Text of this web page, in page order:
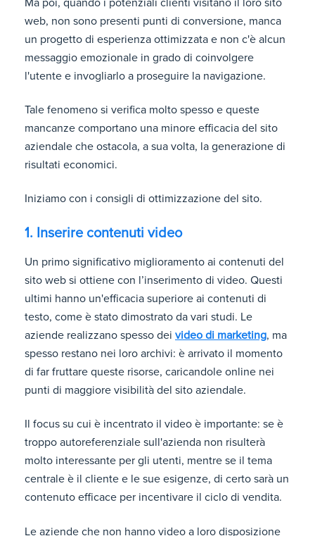
web, non sono presenti punti di conversione, manca
un progetto di esperienza ottimizzata e non c'è alcun
messaggio emozionale in grado di coinvolgere
l'utente e invogliarlo a proseguire la navigazione.
Tale fenomeno si verifica molto spesso e queste
mancanze comportano una minore efficacia del sito
aziendale che ostacola, a sua volta, la generazione di
risultati economici.
Iniziamo con i consigli di ottimizzazione del sito.
1. Inserire contenuti video
Un primo significativo miglioramento ai contenuti del
sito web si ottiene con l’inserimento di video. Questi
ultimi hanno un'efficacia superiore ai contenuti di
testo, come è stato dimostrato da vari studi. Le
aziende realizzano spesso dei video di marketing, ma
spesso restano nei loro archivi: è arrivato il momento
di far fruttare queste risorse, caricandole online nei
punti di maggiore visibilità del sito aziendale.
Il focus su cui è incentrato il video è importante: se è
troppo autoreferenziale sull'azienda non risulterà
molto interessante per gli utenti, mentre se il tema
centrale è il cliente e le sue esigenze, di certo sarà un
contenuto efficace per incentivare il ciclo di vendita.
Le aziende che non hanno video a loro disposizione